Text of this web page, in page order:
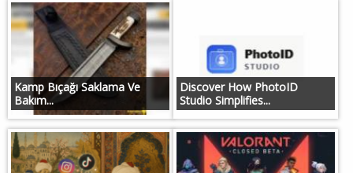
Kamp Bıçağı Saklama Ve
Bakım...
Discover How PhotoID
Studio Simplifies...